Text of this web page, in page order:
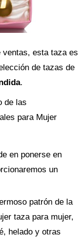
ventas, esta taza es
de tazas de
.
de las
para Mujer
en ponerse en
un
patrón de la
taza para mujer,
helado y otras